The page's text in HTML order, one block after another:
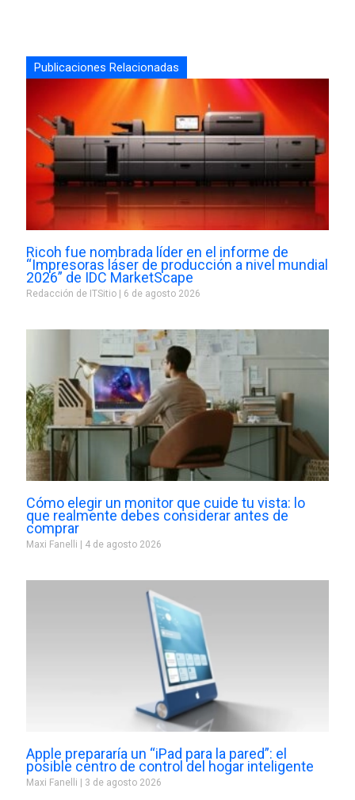
Publicaciones Relacionadas
Ricoh fue nombrada líder en el informe de
“Impresoras láser de producción a nivel mundial
2026” de IDC MarketScape
Redacción de ITSitio 6 de agosto 2026
Cómo elegir un monitor que cuide tu vista: lo
que realmente debes considerar antes de
comprar
Maxi Fanelli 4 de agosto 2026
Apple prepararía un “iPad para la pared”: el
posible centro de control del hogar inteligente
Maxi Fanelli 3 de agosto 2026